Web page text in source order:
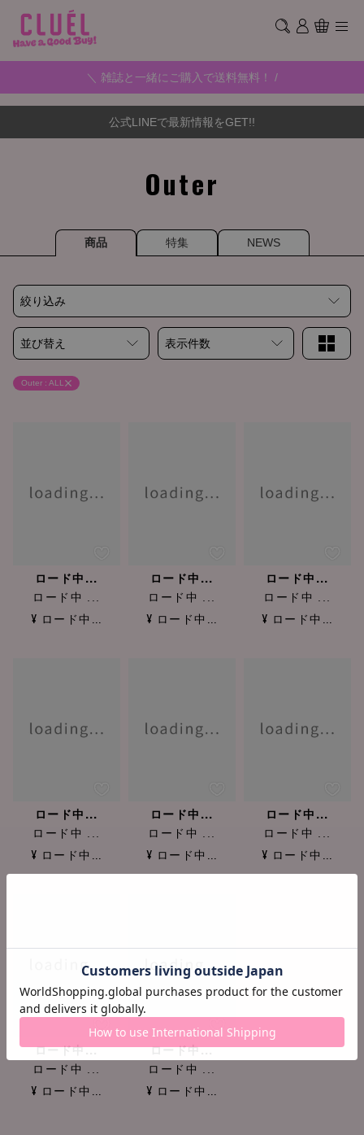
＼ 雑誌と一緒にご購入で送料無料！ /
公式LINEで最新情報をGET!!
Outer
商品 特集 NEWS
絞り込み
並び替え 表示件数
Outer : ALL
ロード中...
ロード中 ...
¥ ロード中...
ロード中...
ロード中 ...
¥ ロード中...
ロード中...
ロード中 ...
¥ ロード中...
ロード中...
ロード中 ...
¥ ロード中...
ロード中...
ロード中 ...
¥ ロード中...
ロード中...
ロード中 ...
¥ ロード中...
ロード中...
ロード中 ...
¥ ロード中...
ロード中...
ロード中 ...
¥ ロード中...